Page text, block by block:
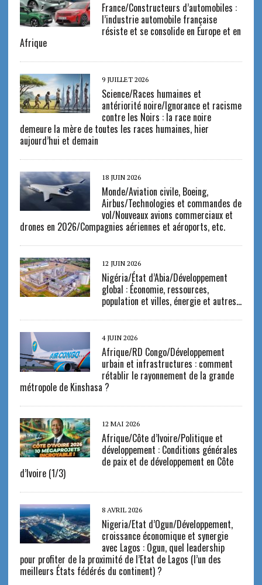
France/Constructeurs d’automobiles :
l’industrie automobile française
résiste et se consolide en Europe et en
Afrique
9 JUILLET 2026
Science/Races humaines et
antériorité noire/Ignorance et racisme
contre les Noirs : la race noire
demeure la mère de toutes les races humaines, hier
aujourd’hui et demain
18 JUIN 2026
Monde/Aviation civile, Boeing,
Airbus/Technologies et commandes de
vol/Nouveaux avions commerciaux et
drones en 2026/Compagnies aériennes et aéroports, etc.
12 JUIN 2026
Nigéria/État d’Abia/Développement
global : Économie, ressources,
population et villes, énergie et autres…
4 JUIN 2026
Afrique/RD Congo/Développement
urbain et infrastructures : comment
rétablir le rayonnement de la grande
métropole de Kinshasa ?
12 MAI 2026
Afrique/Côte d’Ivoire/Politique et
développement : Conditions générales
de paix et de développement en Côte
d’Ivoire (1/3)
8 AVRIL 2026
Nigeria/Etat d’Ogun/Développement,
croissance économique et synergie
avec Lagos : Ogun, quel leadership
pour profiter de la proximité de l’Etat de Lagos (l’un des
meilleurs États fédérés du continent) ?